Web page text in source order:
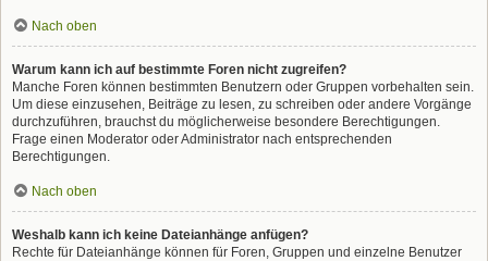
Nach oben
Warum kann ich auf bestimmte Foren nicht zugreifen?
Manche Foren können bestimmten Benutzern oder Gruppen vorbehalten sein.
Um diese einzusehen, Beiträge zu lesen, zu schreiben oder andere Vorgänge
durchzuführen, brauchst du möglicherweise besondere Berechtigungen.
Frage einen Moderator oder Administrator nach entsprechenden
Berechtigungen.
Nach oben
Weshalb kann ich keine Dateianhänge anfügen?
Rechte für Dateianhänge können für Foren, Gruppen und einzelne Benutzer